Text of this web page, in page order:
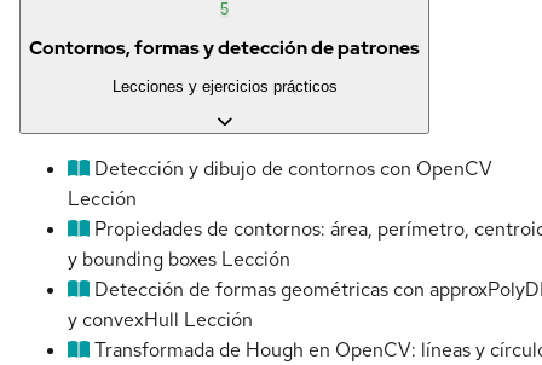
5
Contornos, formas y detección de patrones
Lecciones y ejercicios prácticos
Detección y dibujo de contornos con OpenCV
Lección
Propiedades de contornos: área, perímetro,
y bounding boxes Lección
Detección de formas geométricas con
y convexHull Lección
Transformada de Hough en OpenCV: líneas y